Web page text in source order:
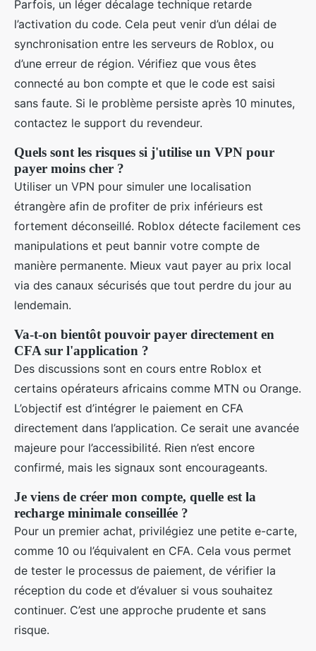
Parfois, un léger décalage technique retarde
l’activation du code. Cela peut venir d’un délai de
synchronisation entre les serveurs de Roblox, ou
d’une erreur de région. Vérifiez que vous êtes
connecté au bon compte et que le code est saisi
sans faute. Si le problème persiste après 10 minutes,
contactez le support du revendeur.
Quels sont les risques si j'utilise un VPN pour
payer moins cher ?
Utiliser un VPN pour simuler une localisation
étrangère afin de profiter de prix inférieurs est
fortement déconseillé. Roblox détecte facilement ces
manipulations et peut bannir votre compte de
manière permanente. Mieux vaut payer au prix local
via des canaux sécurisés que tout perdre du jour au
lendemain.
Va-t-on bientôt pouvoir payer directement en
CFA sur l'application ?
Des discussions sont en cours entre Roblox et
certains opérateurs africains comme MTN ou Orange.
L’objectif est d’intégrer le paiement en CFA
directement dans l’application. Ce serait une avancée
majeure pour l’accessibilité. Rien n’est encore
confirmé, mais les signaux sont encourageants.
Je viens de créer mon compte, quelle est la
recharge minimale conseillée ?
Pour un premier achat, privilégiez une petite e-carte,
comme 10 ou l’équivalent en CFA. Cela vous permet
de tester le processus de paiement, de vérifier la
réception du code et d’évaluer si vous souhaitez
continuer. C’est une approche prudente et sans
risque.